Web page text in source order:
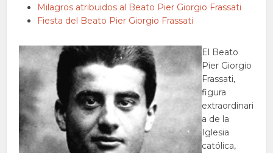
Milagros atribuidos al Beato Pier Giorgio Frassati
Fiesta del Beato Pier Giorgio Frassati
El Beato
Pier Giorgio
Frassati,
figura
extraordinari
a de la
Iglesia
católica,